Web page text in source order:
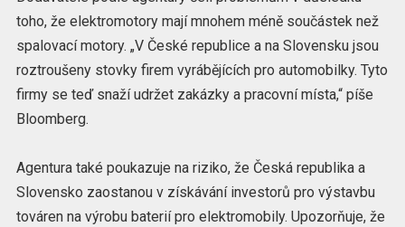
toho, že elektromotory mají mnohem méně součástek než
spalovací motory. „V České republice a na Slovensku jsou
roztroušeny stovky firem vyrábějících pro automobilky. Tyto
firmy se teď snaží udržet zakázky a pracovní místa,“ píše
Bloomberg.
Agentura také poukazuje na riziko, že Česká republika a
Slovensko zaostanou v získávání investorů pro výstavbu
továren na výrobu baterií pro elektromobily. Upozorňuje, že